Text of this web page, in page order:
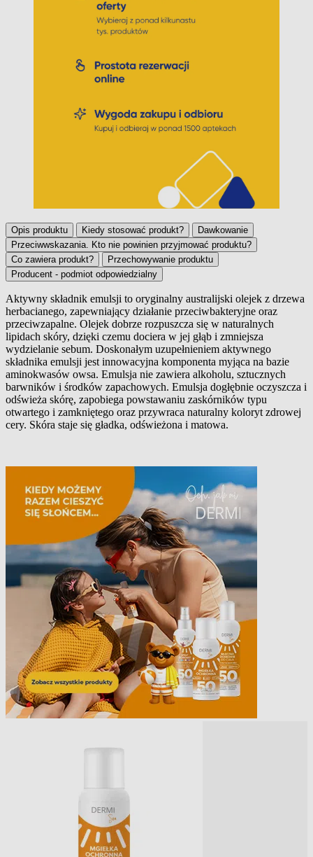
Opis produktu Kiedy stosować produkt?
Dawkowanie
Przeciwwskazania. Kto nie powinien przyjmować produktu?
Co zawiera produkt?
Przechowywanie produktu
Producent - podmiot odpowiedzialny
Opis produktu
Aktywny składnik emulsji to oryginalny australijski olejek z drzewa
herbacianego, zapewniający działanie przeciwbakteryjne oraz
przeciwzapalne. Olejek dobrze rozpuszcza się w naturalnych
lipidach skóry, dzięki czemu dociera w jej głąb i zmniejsza
wydzielanie sebum. Doskonałym uzupełnieniem aktywnego
składnika emulsji jest innowacyjna komponenta myjąca na bazie
aminokwasów owsa. Emulsja nie zawiera alkoholu, sztucznych
barwników i środków zapachowych. Emulsja dogłębnie oczyszcza i
odświeża skórę, zapobiega powstawaniu zaskórników typu
otwartego i zamkniętego oraz przywraca naturalny koloryt zdrowej
cery. Skóra staje się gładka, odświeżona i matowa.